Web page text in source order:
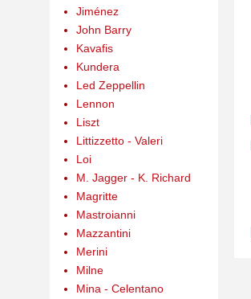
Jiménez
John Barry
Kavafis
Kundera
Led Zeppellin
Lennon
Liszt
Littizzetto - Valeri
Loi
M. Jagger - K. Richard
Magritte
Mastroianni
Mazzantini
Merini
Milne
Mina - Celentano